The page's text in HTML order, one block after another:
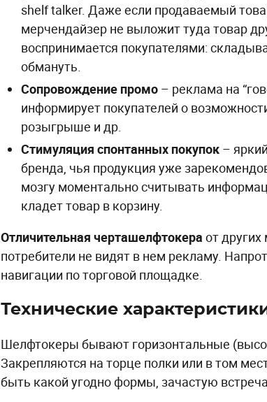
shelf talker. Даже если продаваемый
мерчендайзер не выложит туда товар
воспринимается покупателями:
обмануть.
Сопровождение промо – реклама на
информирует покупателей о
розыгрыше и др.
Стимуляция спонтанных покупок –
бренда, чья продукция уже
мозгу моментально считывать
кладет товар в корзину.
Отличительная черташелфтокера от
потребители не видят в нем рекламу.
навигации по торговой площадке.
Технические
Шелфтокеры бывают горизонтальные
Закрепляются на торце полки или в том
быть какой угодно формы, зачастую